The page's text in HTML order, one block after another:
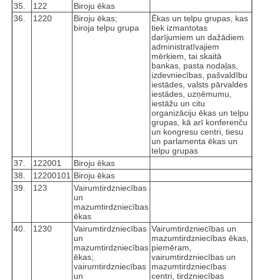
35. 122
Biroju ēkas
36.
1220
Biroju ēkas;
biroja telpu grupa
Ēkas un telpu grupas, kas
tiek izmantotas
darījumiem un dažādiem
administratīvajiem
mērķiem, tai skaitā
bankas, pasta nodaļas,
izdevniecības, pašvaldību
iestādes, valsts pārvaldes
iestādes, uzņēmumu,
iestāžu un citu
organizāciju ēkas un telpu
grupas, kā arī konferenču
un kongresu centri, tiesu
un parlamenta ēkas un
telpu grupas
37.
122001
Biroju ēkas
38.
12200101 Biroju ēkas
39.
123
Vairumtirdzniecības
un
mazumtirdzniecības
ēkas
40.
1230
Vairumtirdzniecības
un
mazumtirdzniecības
ēkas;
vairumtirdzniecības
un
Vairumtirdzniecības un
mazumtirdzniecības ēkas,
piemēram,
vairumtirdzniecības un
mazumtirdzniecības
centri, tirdzniecības